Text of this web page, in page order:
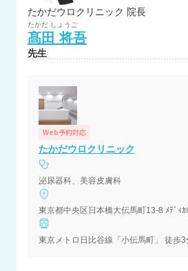
たかだウロクリニック 院長
たかだ しょうご
髙田 将吾
先生
Web予約対応
たかだウロクリニック
泌尿器科、美容皮膚科
東京都中央区日本橋大伝馬町13-8 ﾒﾃﾞｨ
東京メトロ日比谷線「小伝馬町」 徒歩